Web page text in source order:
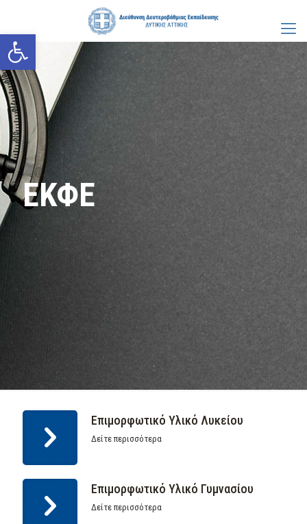
Ανοίξτε τη γραμμή εργαλείων
ΕΚΦΕ
Επιμορφωτικό Υλικό Λυκείου
Δείτε περισσότερα
Επιμορφωτικό Υλικό Γυμνασίου
Δείτε περισσότερα